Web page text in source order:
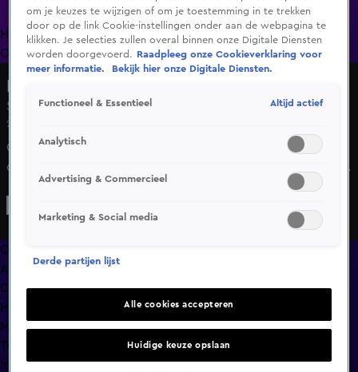
HomeUitzending Gemist Programma's De Bondgenoten
OranjezomerLivestreamsShop
Seizoen 2, aflevering 54
2 jan 2025, 19:32
Qua punten gaan de Slangen uitstekend, maar de
onderlinge samenhang in het bondje is nog ver te zoeken.
Overzicht
Afleveringen
Clips
Hoe is het nu met?
Macdate met Nick Eshuis
Terugblik
Info
om je keuzes te wijzigen of om je toestemming in te trekken
door op de link Cookie-instellingen onder aan de webpagina te
klikken. Je selecties zullen overal binnen onze Digitale Diensten
worden doorgevoerd.
Raadpleeg onze Cookieverklaring voor
meer informatie.
Bekijk hier onze Digitale Diensten.
Functioneel & Essentieel Altijd actief
Analytisch
Advertising & Commercieel
Marketing & Social media
Derde partijen lijst
Alle cookies accepteren
Huidige keuze opslaan